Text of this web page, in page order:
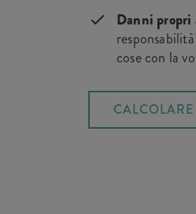
Danni propri
cose con la